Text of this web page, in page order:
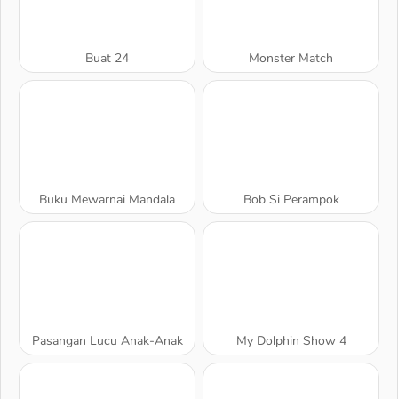
Buat 24 Monster Match
Buku Mewarnai Mandala Bob Si Perampok
Pasangan Lucu Anak-Anak My Dolphin Show 4